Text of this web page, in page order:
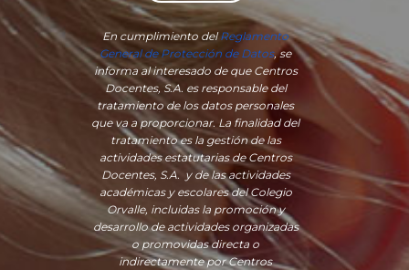
En cumplimiento delReglamento
General de Protección de Datos, se
informa al interesado de que Centros
Docentes, S.A. es responsable del
tratamiento de los datos personales
que va a proporcionar. La finalidad del
tratamiento es la gestión de las
actividades estatutarias de Centros
Docentes, S.A. y de las actividades
académicas y escolares del Colegio
Orvalle, incluidas la promoción y
desarrollo de actividades organizadas
o promovidas directa o
indirectamente por Centros